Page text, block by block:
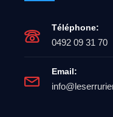
Téléphone:
0492 09 31 70
Email: